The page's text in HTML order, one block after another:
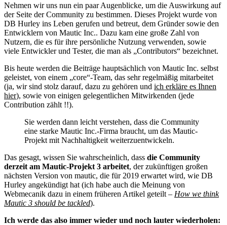
Nehmen wir uns nun ein paar Augenblicke, um die Auswirkung auf
der Seite der Community zu bestimmen. Dieses Projekt wurde von
DB Hurley ins Leben gerufen und betreut, dem Gründer sowie den
Entwicklern von Mautic Inc.. Dazu kam eine große Zahl von
Nutzern, die es für ihre persönliche Nutzung verwenden, sowie
viele Entwickler und Tester, die man als „Contributors“ bezeichnet.
Bis heute werden die Beiträge hauptsächlich von Mautic Inc. selbst
geleistet, von einem „core“-Team, das sehr regelmäßig mitarbeitet
(ja, wir sind stolz darauf, dazu zu gehören und ich erkläre es Ihnen
hier), sowie von einigen gelegentlichen Mitwirkenden (jede
Contribution zählt !!).
Sie werden dann leicht verstehen, dass die Community
eine starke Mautic Inc.-Firma braucht, um das Mautic-
Projekt mit Nachhaltigkeit weiterzuentwickeln.
Das gesagt, wissen Sie wahrscheinlich, dass die Community
derzeit am Mautic-Projekt 3 arbeitet, der zukünftigen großen
nächsten Version von mautic, die für 2019 erwartet wird, wie DB
Hurley angekündigt hat (ich habe auch die Meinung von
Webmecanik dazu in einem früheren Artikel geteilt – How we think
Mautic 3 should be tackled).
Ich werde das also immer wieder und noch lauter wiederholen: